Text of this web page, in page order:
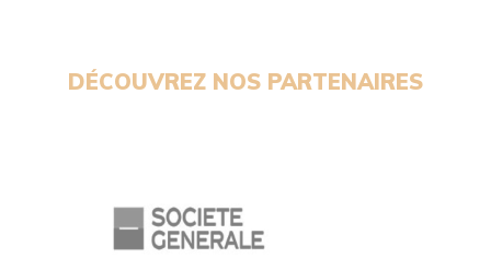
DÉCOUVREZ NOS PARTENAIRES